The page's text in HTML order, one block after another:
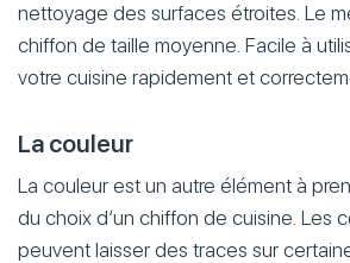
nettoyage des surfaces étroites. Le
chiffon de taille moyenne. Facile à
votre cuisine rapidement et
La couleur
La couleur est un autre élément à
du choix d’un chiffon de cuisine. Les
peuvent laisser des traces sur